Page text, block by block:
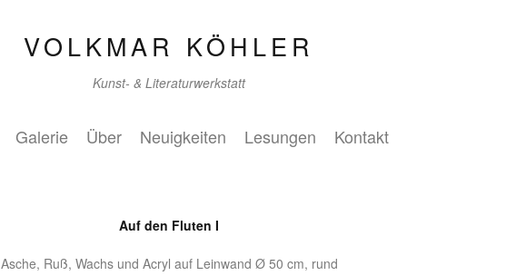
VOLKMAR KÖHLER
Kunst- & Literaturwerkstatt
Galerie Über Neuigkeiten Lesungen Kontakt
Auf den Fluten I
Asche, Ruß, Wachs und Acryl auf Leinwand Ø 50 cm, rund